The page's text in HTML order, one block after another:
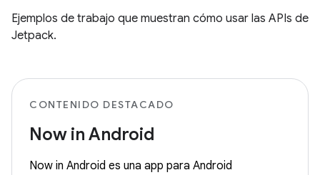
Ejemplos de trabajo que muestran cómo usar las APIs de
Jetpack.
CONTENIDO DESTACADO
Now in Android
Now in Android es una app para Android